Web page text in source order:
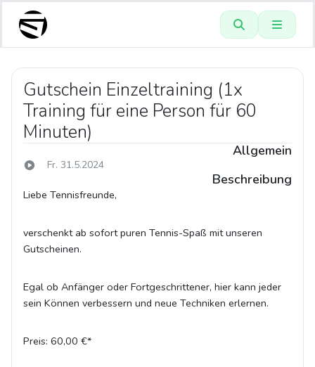
Gutschein Einzeltraining (1x
Training für eine Person für 60
Minuten)
Allgemein
Fr. 31.5.2024
Beschreibung
Liebe Tennisfreunde,
verschenkt ab sofort puren Tennis-Spaß mit unseren
Gutscheinen.
Egal ob Anfänger oder Fortgeschrittener, hier kann jeder
sein Können verbessern und neue Techniken erlernen.
Preis: 60,00 €*